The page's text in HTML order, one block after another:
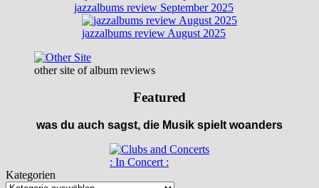
jazzalbums review September 2025
jazzalbums review August 2025
other site of album reviews
Featured
was du auch sagst, die Musik spielt woanders
: In Concert :
Kategorien